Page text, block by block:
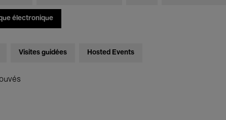
électronique
Visites guidées Hosted Events